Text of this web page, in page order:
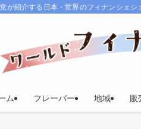
紹介する日本・世界のフィナンシェシ
ム フレーバー 地域 販